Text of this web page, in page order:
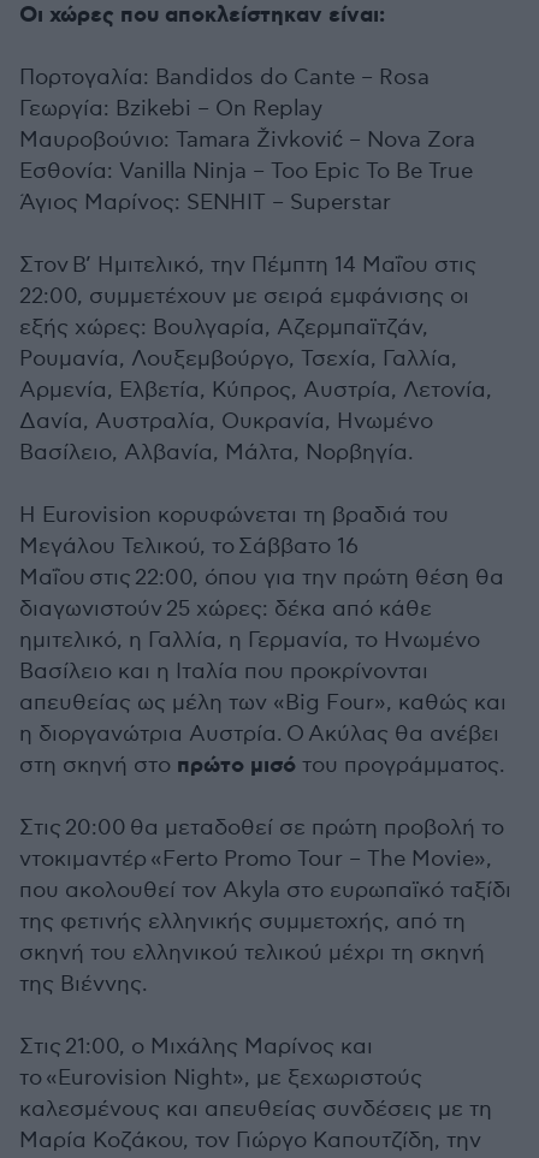
Οι χώρες που αποκλείστηκαν είναι:
Πορτογαλία: Bandidos do Cante – Rosa
Γεωργία: Bzikebi – On Replay
Μαυροβούνιο: Tamara Živković – Nova Zora
Εσθονία: Vanilla Ninja – Too Epic To Be True
Άγιος Μαρίνος: SENHIT – Superstar
Στον Β’ Ημιτελικό, την Πέμπτη 14 Μαΐου στις
22:00, συμμετέχουν με σειρά εμφάνισης οι
εξής χώρες: Βουλγαρία, Αζερμπαϊτζάν,
Ρουμανία, Λουξεμβούργο, Τσεχία, Γαλλία,
Αρμενία, Ελβετία, Κύπρος, Αυστρία, Λετονία,
Δανία, Αυστραλία, Ουκρανία, Ηνωμένο
Βασίλειο, Αλβανία, Μάλτα, Νορβηγία.
Η Eurovision κορυφώνεται τη βραδιά του
Μεγάλου Τελικού, το Σάββατο 16
Μαΐου στις 22:00, όπου για την πρώτη θέση θα
διαγωνιστούν 25 χώρες: δέκα από κάθε
ημιτελικό, η Γαλλία, η Γερμανία, το Ηνωμένο
Βασίλειο και η Ιταλία που προκρίνονται
απευθείας ως μέλη των «Big Four», καθώς και
η διοργανώτρια Αυστρία. Ο Ακύλας θα ανέβει
στη σκηνή στο πρώτο μισό του προγράμματος.
Στις 20:00 θα μεταδοθεί σε πρώτη προβολή το
ντοκιμαντέρ «Ferto Promo Tour – The Movie»,
που ακολουθεί τον Akyla στο ευρωπαϊκό ταξίδι
της φετινής ελληνικής συμμετοχής, από τη
σκηνή του ελληνικού τελικού μέχρι τη σκηνή
της Βιέννης.
Στις 21:00, ο Μιχάλης Μαρίνος και
το «Eurovision Night», με ξεχωριστούς
καλεσμένους και απευθείας συνδέσεις με τη
Μαρία Κοζάκου, τον Γιώργο Καπουτζίδη, την